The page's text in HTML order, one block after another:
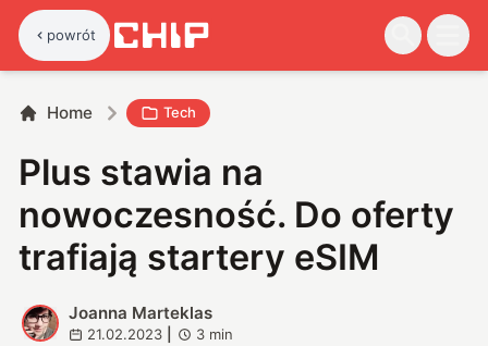
powrót
Home Tech
Plus stawia na
nowoczesność. Do oferty
trafiają startery eSIM
J
Joanna Marteklas
21.02.2023 3 min